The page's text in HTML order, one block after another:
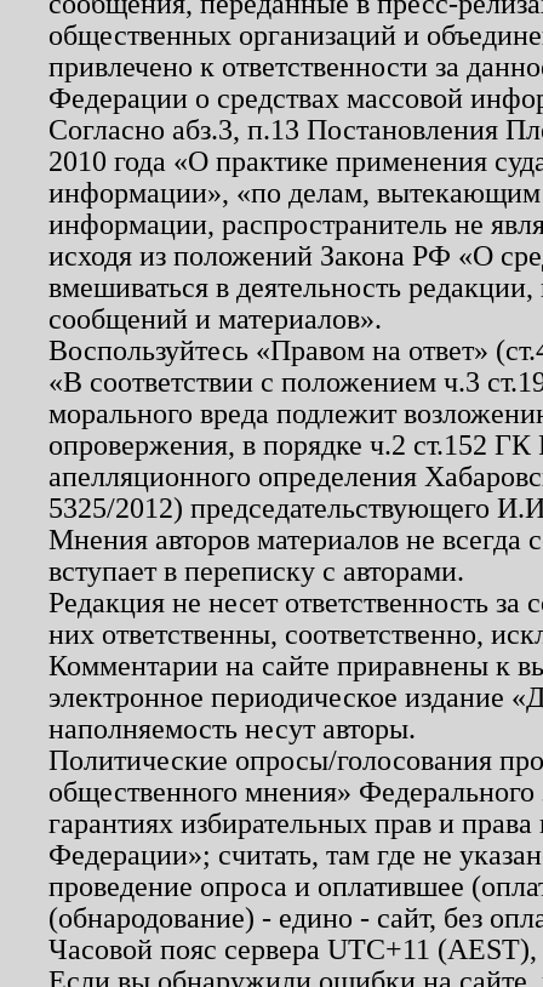
общественных организаций и
привлечено к ответственности за
Федерации о средствах массовой
Согласно абз.3, п.13 Постановления
2010 года «О практике применения
информации», «по делам, вытекающим
информации, распространитель не
исходя из положений Закона РФ «О
вмешиваться в деятельность
сообщений и материалов».
Воспользуйтесь «Правом на ответ»
«В соответствии с положением ч.3
морального вреда подлежит
опровержения, в порядке ч.2 ст.152
апелляционного определения
5325/2012) председательствующего
Мнения авторов материалов не
вступает в переписку с авторами.
Редакция не несет ответственность
них ответственны, соответственно,
Комментарии на сайте приравнены к
электронное периодическое издание
наполняемость несут авторы.
Политические опросы/голосования
общественного мнения»
гарантиях избирательных прав и
Федерации»; считать, там где не
проведение опроса и оплатившее
(обнародование) - едино - сайт, без
Часовой пояс сервера UTC+11
Если вы обнаружили ошибки на